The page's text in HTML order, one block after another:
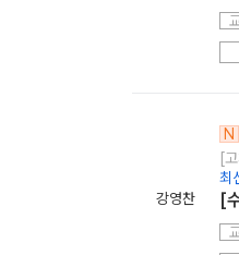
강영찬
N
[
최
[